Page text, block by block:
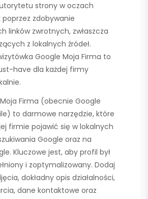
strony w oczach
poprzez zdobywanie
linków zwrotnych, zwłaszcza
z lokalnych źródeł.
Google Moja Firma to
have dla każdej firmy
Firma (obecnie Google
to darmowe narzędzie, które
firmie pojawić się w lokalnych
Google oraz na
Kluczowe jest, aby profil był
i zoptymalizowany. Dodaj
dokładny opis działalności,
dane kontaktowe oraz